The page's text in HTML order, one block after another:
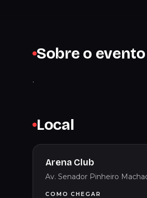
Sobre o evento
.
Local
Arena Club
Av. Senador Pinheiro
COMO CHEGAR